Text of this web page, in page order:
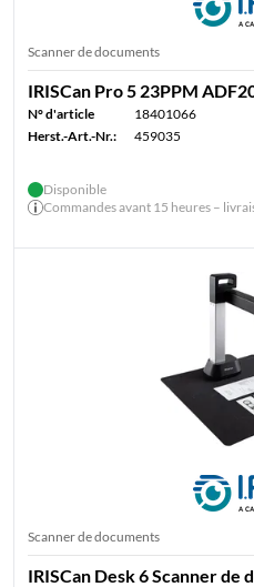
Scanner de documents
IRISCan Pro 5 23PPM
N° d'article
18401066
Herst.-Art.-Nr.:
459035
Disponible
Commandes avant 15 heures –
Scanner de documents
IRISCan Desk 6 Scanner de